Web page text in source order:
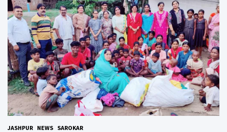
JASHPUR NEWS SAROKAR